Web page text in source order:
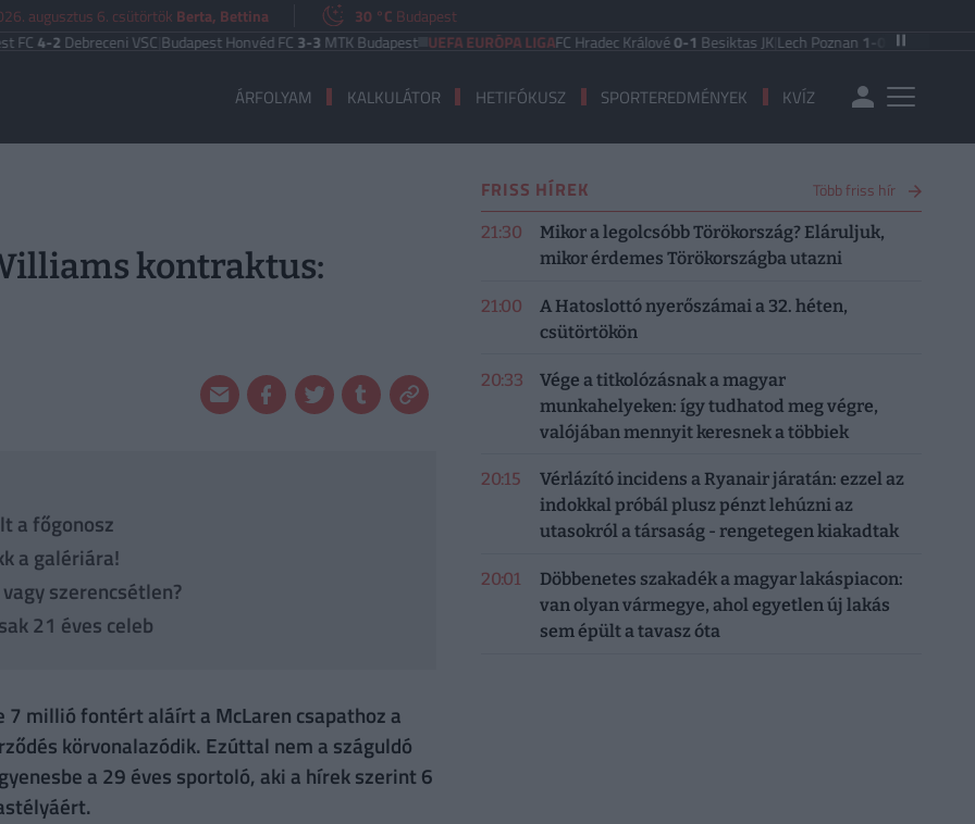
augusztus 6. csütörtök Berta, Bettina 30 °C Budapest
Debreceni VSC|Budapest Honvéd FC3-3MTK Budapest UEFA EURÓPA LIGAFC Hradec Králové0-1Besiktas JK|Lech Poznan1-0KI Klaksvik |Lincoln
ÁRFOLYAM KALKULÁTOR HETIFÓKUSZ SPORTEREDMÉNYEK KVÍZ
kontraktus:
a főgonosz
a galériára!
szerencsétlen?
21 éves celeb
millió fontért aláírt a McLaren csapathoz a
körvonalazódik. Ezúttal nem a száguldó
a 29 éves sportoló, aki a hírek szerint 6
FRISS HÍREK Több friss hír
21:30
Mikor a legolcsóbb Törökország? Eláruljuk,
mikor érdemes Törökországba utazni
21:00
A Hatoslottó nyerőszámai a 32. héten,
csütörtökön
20:33
Vége a titkolózásnak a magyar
munkahelyeken: így tudhatod meg végre,
valójában mennyit keresnek a többiek
20:15
Vérlázító incidens a Ryanair járatán: ezzel az
indokkal próbál plusz pénzt lehúzni az
utasokról a társaság - rengetegen kiakadtak
20:01
Döbbenetes szakadék a magyar lakáspiacon:
van olyan vármegye, ahol egyetlen új lakás
sem épült a tavasz óta